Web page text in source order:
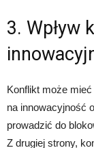
3. Wpływ
Konflikt może
na innowacyjność
prowadzić do
Z drugiej strony,